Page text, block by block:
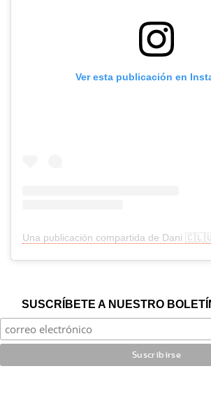
Ver esta publicación en
SUSCRÍBETE A NUESTRO